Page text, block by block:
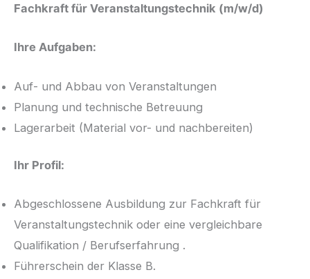
Fachkraft für Veranstaltungstechnik (m/w/d)
Ihre Aufgaben:
Auf- und Abbau von Veranstaltungen
Planung und technische Betreuung
Lagerarbeit (Material vor- und nachbereiten)
Ihr Profil:
Abgeschlossene Ausbildung zur Fachkraft für
Veranstaltungstechnik oder eine vergleichbare
Qualifikation / Berufserfahrung .
Führerschein der Klasse B.